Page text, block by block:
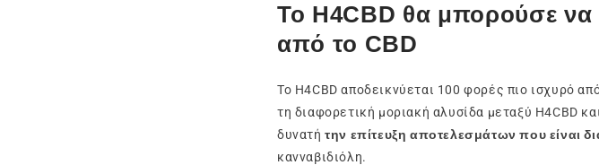
Το H4CBD θα μπορούσε να
από το CBD
Το H4CBD αποδεικνύεται 100 φορές πιο ισχυρό
τη διαφορετική μοριακή αλυσίδα μεταξύ H4CBD
δυνατήτην επίτευξη αποτελεσμάτων που είναι
κανναβιδιόλη.